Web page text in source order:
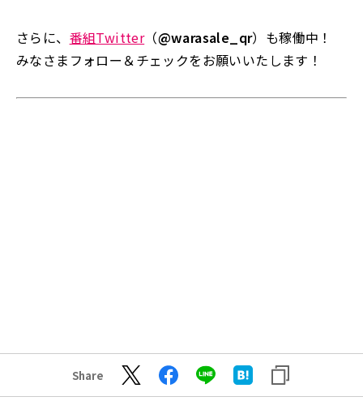
さらに、 番組Twitter（@warasale_qr）も稼働中！
みなさまフォロー＆チェックをお願いいたします！
Share